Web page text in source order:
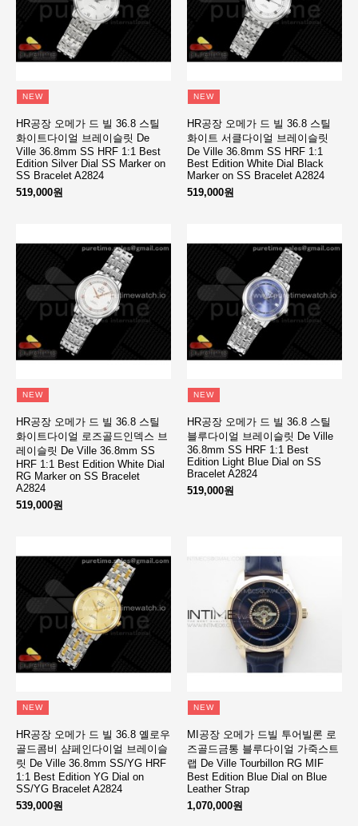
NEW
HR공장 오메가 드 빌 36.8 스틸
화이트다이얼 브레이슬릿 De
Ville 36.8mm SS HRF 1:1 Best
Edition Silver Dial SS Marker on
SS Bracelet A2824
519,000원
NEW
HR공장 오메가 드 빌 36.8 스틸
화이트 서클다이얼 브레이슬릿
De Ville 36.8mm SS HRF 1:1
Best Edition White Dial Black
Marker on SS Bracelet A2824
519,000원
NEW
HR공장 오메가 드 빌 36.8 스틸
화이트다이얼 로즈골드인덱스 브
레이슬릿 De Ville 36.8mm SS
HRF 1:1 Best Edition White Dial
RG Marker on SS Bracelet
A2824
519,000원
NEW
HR공장 오메가 드 빌 36.8 스틸
블루다이얼 브레이슬릿 De Ville
36.8mm SS HRF 1:1 Best
Edition Light Blue Dial on SS
Bracelet A2824
519,000원
NEW
HR공장 오메가 드 빌 36.8 옐로우
골드콤비 샴페인다이얼 브레이슬
릿 De Ville 36.8mm SS/YG HRF
1:1 Best Edition YG Dial on
SS/YG Bracelet A2824
539,000원
NEW
MI공장 오메가 드빌 투어빌론 로
즈골드금통 블루다이얼 가죽스트
랩 De Ville Tourbillon RG MIF
Best Edition Blue Dial on Blue
Leather Strap
1,070,000원